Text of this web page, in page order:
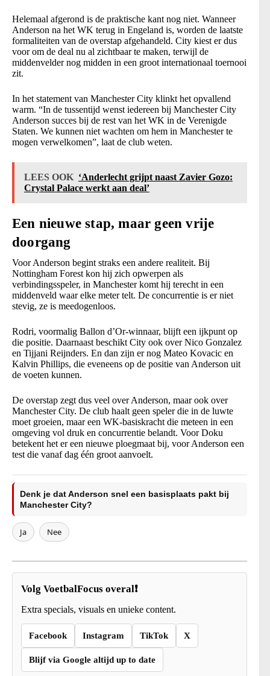
Helemaal afgerond is de praktische kant nog niet. Wanneer
Anderson na het WK terug in Engeland is, worden de laatste
formaliteiten van de overstap afgehandeld. City kiest er dus
voor om de deal nu al zichtbaar te maken, terwijl de
middenvelder nog midden in een groot internationaal toernooi
zit.
In het statement van Manchester City klinkt het opvallend
warm. “In de tussentijd wenst iedereen bij Manchester City
Anderson succes bij de rest van het WK in de Verenigde
Staten. We kunnen niet wachten om hem in Manchester te
mogen verwelkomen”, laat de club weten.
LEES OOK ‘Anderlecht grijpt naast Zavier Gozo:
Crystal Palace werkt aan deal’
Een nieuwe stap, maar geen vrije
doorgang
Voor Anderson begint straks een andere realiteit. Bij
Nottingham Forest kon hij zich opwerpen als
verbindingsspeler, in Manchester komt hij terecht in een
middenveld waar elke meter telt. De concurrentie is er niet
stevig, ze is meedogenloos.
Rodri, voormalig Ballon d’Or-winnaar, blijft een ijkpunt op
die positie. Daarnaast beschikt City ook over Nico Gonzalez
en Tijjani Reijnders. En dan zijn er nog Mateo Kovacic en
Kalvin Phillips, die eveneens op de positie van Anderson uit
de voeten kunnen.
De overstap zegt dus veel over Anderson, maar ook over
Manchester City. De club haalt geen speler die in de luwte
moet groeien, maar een WK-basiskracht die meteen in een
omgeving vol druk en concurrentie belandt. Voor Doku
betekent het er een nieuwe ploegmaat bij, voor Anderson een
test die vanaf dag één groot aanvoelt.
Denk je dat Anderson snel een basisplaats pakt bij
Manchester City?
Ja Nee
Volg VoetbalFocus overal❗
Extra specials, visuals en unieke content.
Facebook Instagram TikTok X
Blijf via Google altijd up to date